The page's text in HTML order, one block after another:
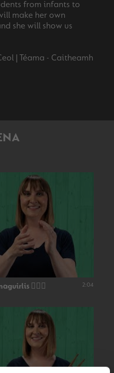
from infants to
make her own
she will show us
| Téama - Caitheamh
👂🏻🥁 2:04